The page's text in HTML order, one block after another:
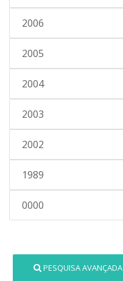
2006
2005
2004
2003
2002
1989
0000
PESQUISA AVANÇADA